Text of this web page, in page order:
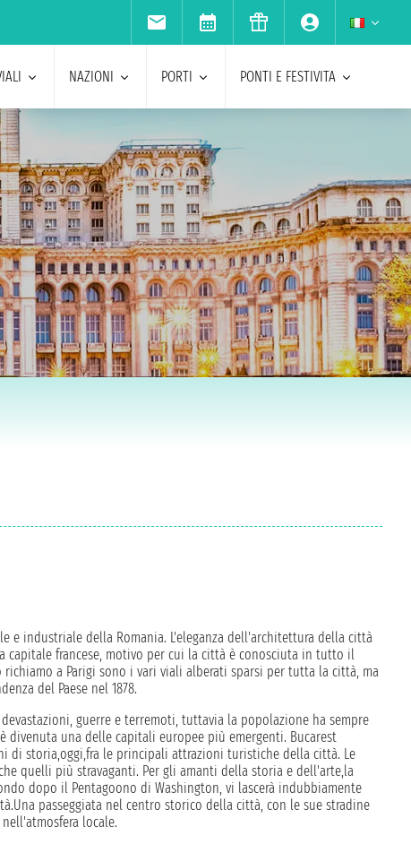
NAZIONI PORTI PONTI E FESTIVITA
e industriale della Romania. L'eleganza dell'architettura della città
capitale francese, motivo per cui la città è conosciuta in tutto il
richiamo a Parigi sono i vari viali alberati sparsi per tutta la città, ma
del Paese nel 1878.
guerre e terremoti, tuttavia la popolazione ha sempre
divenuta una delle capitali europee più emergenti. Bucarest
di storia,oggi,fra le principali attrazioni turistiche della città. Le
quelli più stravaganti. Per gli amanti della storia e dell'arte,la
dopo il Pentagoono di Washington, vi lascerà indubbiamente
passeggiata nel centro storico della città, con le sue stradine
locale.